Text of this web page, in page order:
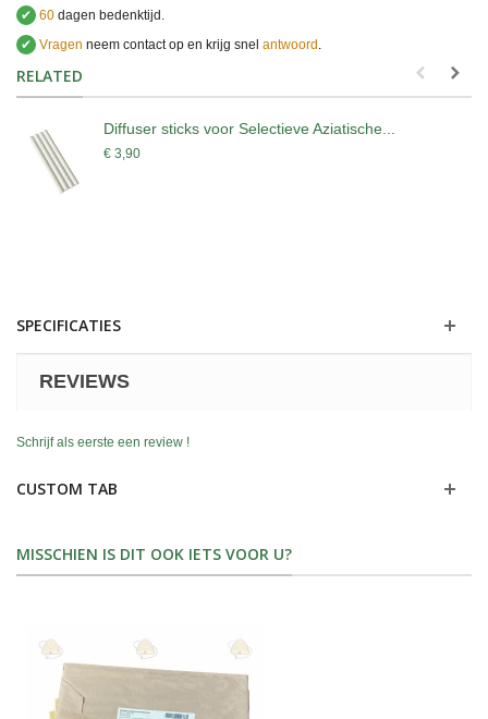
✔ 60 dagen bedenktijd.
✔ Vragen neem contact op en krijg snel antwoord .
RELATED
Diffuser sticks voor Selectieve Aziatische...
€ 3,90
SPECIFICATIES
REVIEWS
Schrijf als eerste een review !
CUSTOM TAB
MISSCHIEN IS DIT OOK IETS VOOR U?